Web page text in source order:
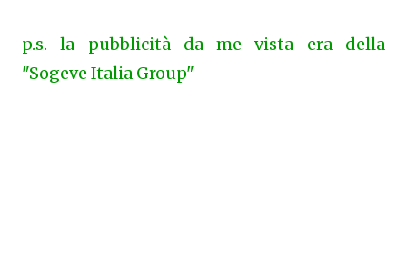
p.s. la pubblicità da me vista era della
"Sogeve Italia Group"